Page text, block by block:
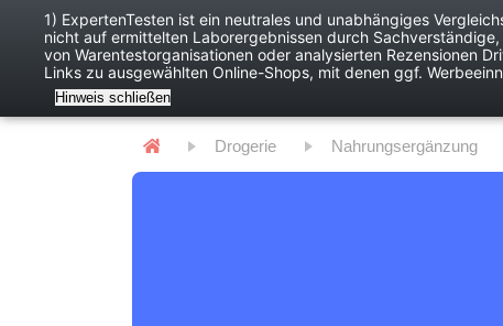
Baby Digitales
Drogerie Nahrungsergänzung
1) ExpertenTesten ist ein neutrales und unabhängiges
nicht auf ermittelten Laborergebnissen durch
von Warentestorganisationen oder analysierten Rezensionen
Links zu ausgewählten Online-Shops, mit denen ggf.
Hinweis schließen